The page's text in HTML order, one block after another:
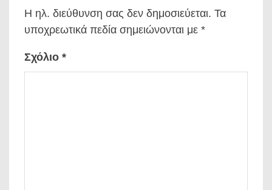
Η ηλ. διεύθυνση σας δεν δημοσιεύεται. Τα
υποχρεωτικά πεδία σημειώνονται με *
Σχόλιο *